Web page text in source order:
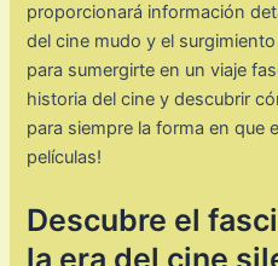
proporcionará información
del cine mudo y el
para sumergirte en un viaje
historia del cine y descubrir
para siempre la forma en que
películas!
Descubre el
la era del cine